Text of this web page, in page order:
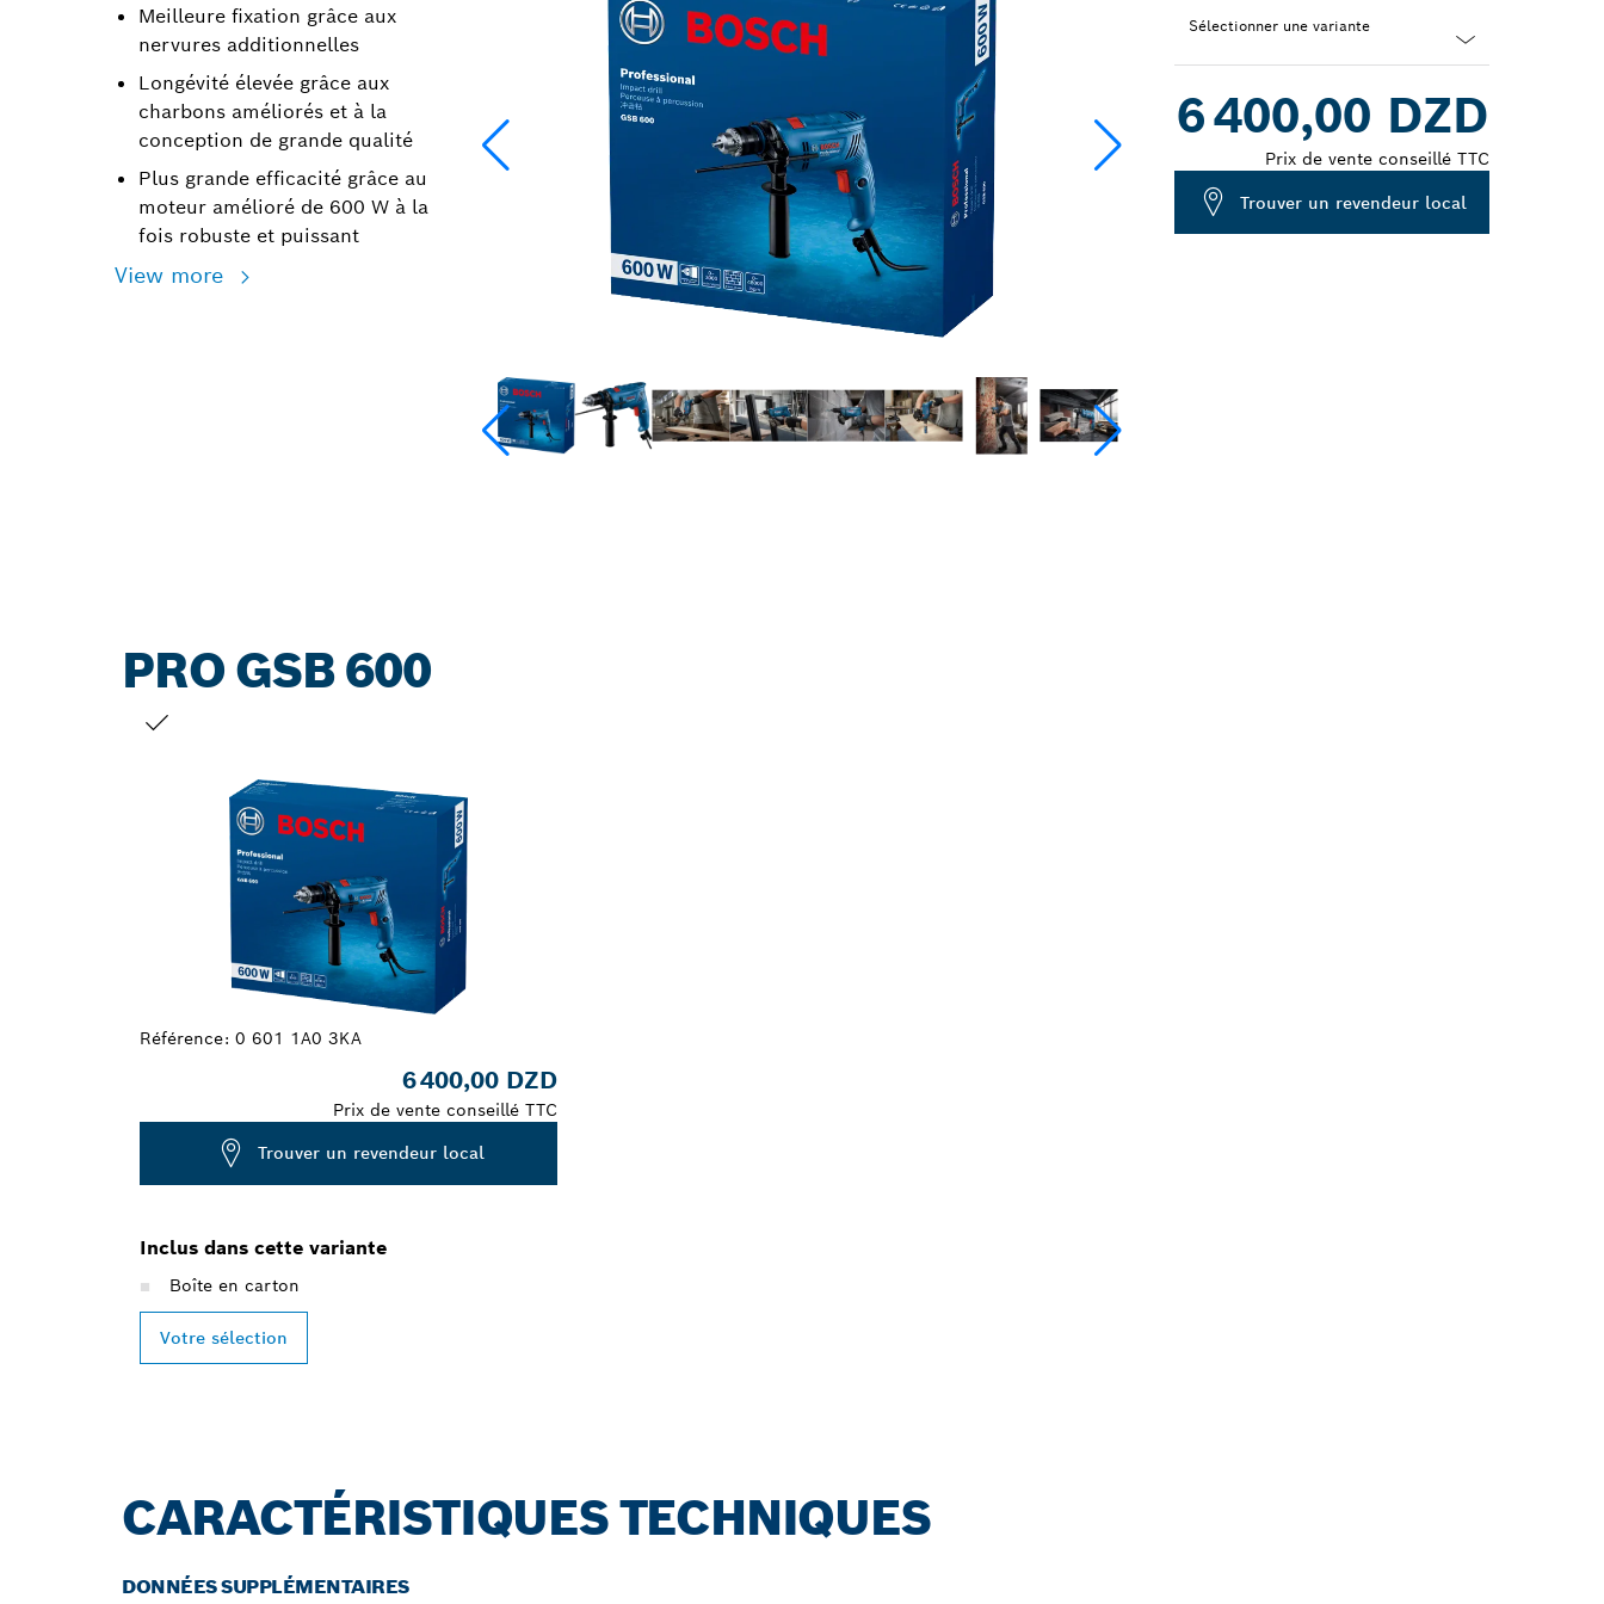
Meilleure fixation grâce aux
nervures additionnelles
Longévité élevée grâce aux
charbons améliorés et à la
conception de grande qualité
Plus grande efficacité grâce au
moteur amélioré de 600 W à la
fois robuste et puissant
View more
Sélectionner une variante
closed
6 400,00 DZD
Prix de vente conseillé TTC
Trouver un revendeur local
PRO GSB 600
Référence: 0 601 1A0 3KA
6 400,00 DZD
Prix de vente conseillé TTC
Trouver un revendeur local
Inclus dans cette variante
Boîte en carton
Votre sélection
CARACTÉRISTIQUES TECHNIQUES
DONNÉES SUPPLÉMENTAIRES